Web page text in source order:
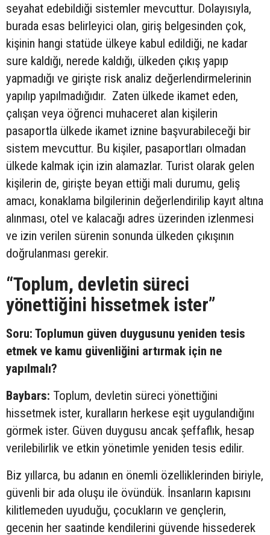
seyahat edebildiği sistemler mevcuttur. Dolayısıyla,
burada esas belirleyici olan, giriş belgesinden çok,
kişinin hangi statüde ülkeye kabul edildiği, ne kadar
sure kaldığı, nerede kaldığı, ülkeden çıkış yapıp
yapmadığı ve girişte risk analiz değerlendirmelerinin
yapılıp yapılmadığıdır. Zaten ülkede ikamet eden,
çalışan veya öğrenci muhaceret alan kişilerin
pasaportla ülkede ikamet iznine başvurabileceği bir
sistem mevcuttur. Bu kişiler, pasaportları olmadan
ülkede kalmak için izin alamazlar. Turist olarak gelen
kişilerin de, girişte beyan ettiği mali durumu, geliş
amacı, konaklama bilgilerinin değerlendirilip kayıt altına
alınması, otel ve kalacağı adres üzerinden izlenmesi
ve izin verilen sürenin sonunda ülkeden çıkışının
doğrulanması gerekir.
“Toplum, devletin süreci
yönettiğini hissetmek ister”
Soru: Toplumun güven duygusunu yeniden tesis
etmek ve kamu güvenliğini artırmak için ne
yapılmalı?
Baybars: Toplum, devletin süreci yönettiğini
hissetmek ister, kuralların herkese eşit uygulandığını
görmek ister. Güven duygusu ancak şeffaflık, hesap
verilebilirlik ve etkin yönetimle yeniden tesis edilir.
Biz yıllarca, bu adanın en önemli özelliklerinden biriyle,
güvenli bir ada oluşu ile övündük. İnsanların kapısını
kilitlemeden uyuduğu, çocukların ve gençlerin,
gecenin her saatinde kendilerini güvende hissederek